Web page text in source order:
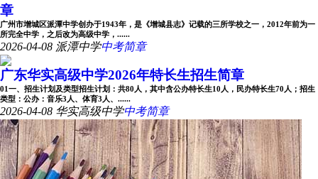
章
广州市增城区派潭中学创办于1943年，是《增城县志》记载的三所学校之一，2012年前为一
所完全中学，之后改为高级中学，......
2026-04-08 派潭中学中考简章
广东华实高级中学2026年特长生招生简章
01一、招生计划及类型招生计划：共80人，其中含公办特长生10人，民办特长生70人；招生
类型：公办：音乐3人、体育3人、......
2026-04-08 华实高级中学中考简章